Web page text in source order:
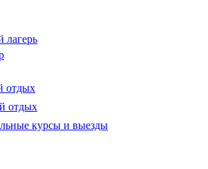
лагерь
отдых
отдых
курсы и выезды